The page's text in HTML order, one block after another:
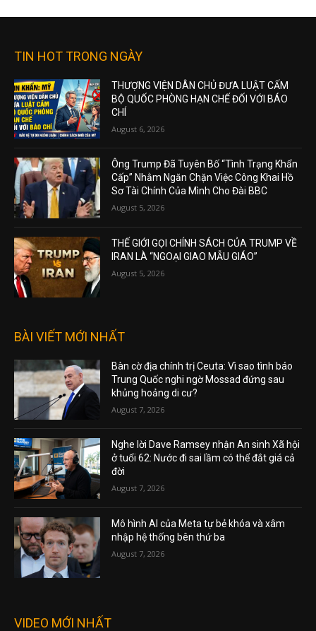
TIN HOT TRONG NGÀY
THƯỢNG VIỆN DÂN CHỦ ĐƯA LUẬT CẤM
BỘ QUỐC PHÒNG HẠN CHẾ ĐỐI VỚI BÁO
CHÍ
August 6, 2026
Ông Trump Đã Tuyên Bố “Tình Trạng Khẩn
Cấp” Nhằm Ngăn Chặn Việc Công Khai Hồ
Sơ Tài Chính Của Mình Cho Đài BBC
August 5, 2026
THẾ GIỚI GỌI CHÍNH SÁCH CỦA TRUMP VỀ
IRAN LÀ “NGOẠI GIAO MẪU GIÁO”
August 5, 2026
BÀI VIẾT MỚI NHẤT
Bàn cờ địa chính trị Ceuta: Vì sao tình báo
Trung Quốc nghi ngờ Mossad đứng sau
khủng hoảng di cư?
August 7, 2026
Nghe lời Dave Ramsey nhận An sinh Xã hội
ở tuổi 62: Nước đi sai lầm có thể đắt giá cả
đời
August 7, 2026
Mô hình AI của Meta tự bẻ khóa và xâm
nhập hệ thống bên thứ ba
August 7, 2026
VIDEO MỚI NHẤT